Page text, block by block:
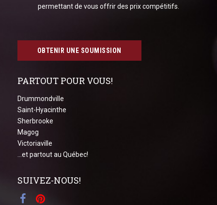
permettant de vous offrir des prix compétitifs.
OBTENIR UNE SOUMISSION
PARTOUT POUR VOUS!
Drummondville
Saint-Hyacinthe
Sherbrooke
Magog
Victoriaville
...et partout au Québec!
SUIVEZ-NOUS!